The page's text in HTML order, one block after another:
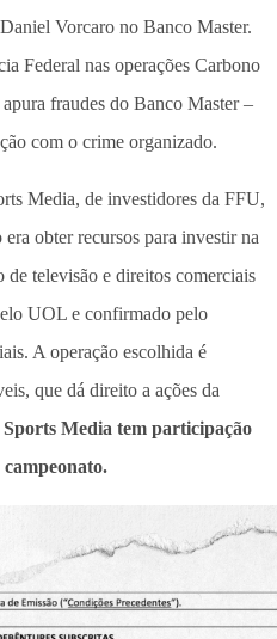
Vorcaro no Banco Master.
Federal nas operações Carbono
fraudes do Banco Master –
com o crime organizado.
Media, de investidores da FFU,
obter recursos para investir na
de televisão e direitos comerciais
UOL e confirmado pelo
A operação escolhida é
que dá direito a ações da
Sports Media tem participação
campeonato.